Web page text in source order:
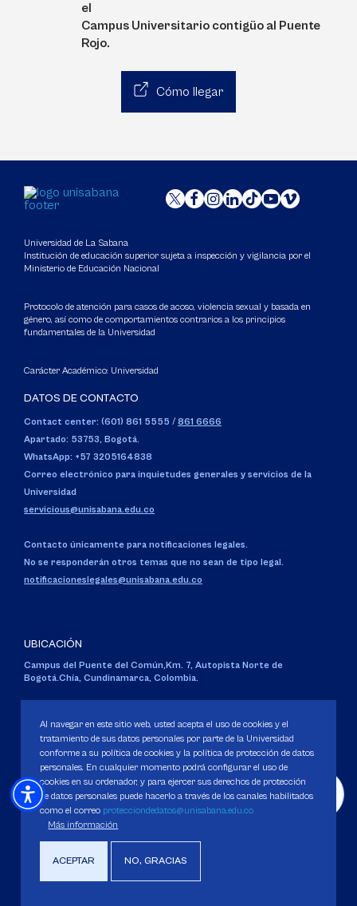
el
Campus Universitario contigüo al Puente
Rojo.
Cómo llegar
Universidad de La Sabana
Institución de educación superior sujeta a inspección y vigilancia por el
Ministerio de Educación Nacional
Protocolo de atención para casos de acoso, violencia sexual y basada en
género, así como de comportamientos contrarios a los principios
fundamentales de la Universidad
Carácter Académico: Universidad
DATOS DE CONTACTO
Contact center: (601) 861 5555 / 861 6666
Apartado: 53753, Bogotá.
WhatsApp: +57 3205164838
Correo electrónico para inquietudes generales y servicios de la
Universidad
servicious@unisabana.edu.co
Contacto únicamente para notificaciones legales.
No se responderán otros temas que no sean de tipo legal.
notificacioneslegales@unisabana.edu.co
UBICACIÓN
Campus del Puente del Común,Km. 7, Autopista Norte de
Bogotá.Chía, Cundinamarca, Colombia.
Personería Jurídica:Resolución 130 del 14 de enero de 1980.
Ministerio de Educación Nacional.
Política de Protección de datos
Derechos Pecuniarios
Al navegar en este sitio web, usted acepta el uso de cookies y el
tratamiento de sus datos personales por parte de la Universidad
conforme a su política de cookies y la política de protección de datos
personales. En cualquier momento podrá configurar el uso de
cookies en su ordenador, y para ejercer sus derechos de protección
de datos personales puede hacerlo a través de los canales habilitados
como el correo protecciondedatos@unisabana.edu.co
Más información
ACEPTAR NO, GRACIAS